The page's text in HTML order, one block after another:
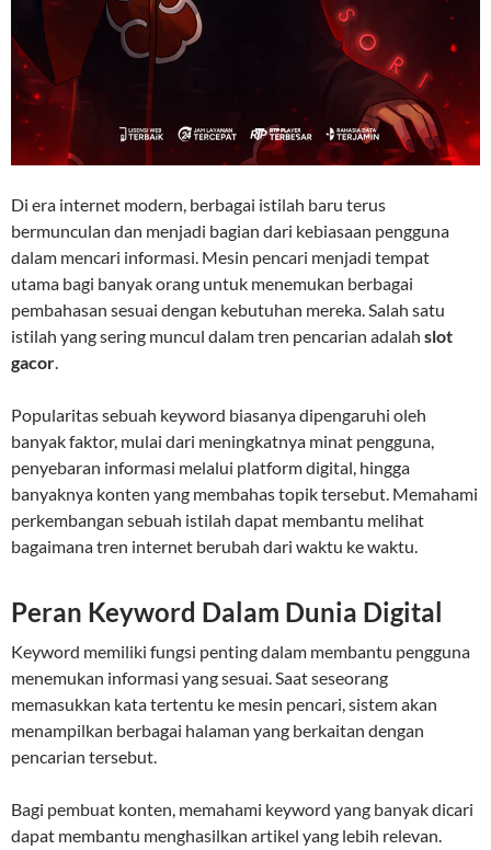
Di era internet modern, berbagai istilah baru terus
bermunculan dan menjadi bagian dari kebiasaan pengguna
dalam mencari informasi. Mesin pencari menjadi tempat
utama bagi banyak orang untuk menemukan berbagai
pembahasan sesuai dengan kebutuhan mereka. Salah satu
istilah yang sering muncul dalam tren pencarian adalah slot
gacor.
Popularitas sebuah keyword biasanya dipengaruhi oleh
banyak faktor, mulai dari meningkatnya minat pengguna,
penyebaran informasi melalui platform digital, hingga
banyaknya konten yang membahas topik tersebut. Memahami
perkembangan sebuah istilah dapat membantu melihat
bagaimana tren internet berubah dari waktu ke waktu.
Peran Keyword Dalam Dunia Digital
Keyword memiliki fungsi penting dalam membantu pengguna
menemukan informasi yang sesuai. Saat seseorang
memasukkan kata tertentu ke mesin pencari, sistem akan
menampilkan berbagai halaman yang berkaitan dengan
pencarian tersebut.
Bagi pembuat konten, memahami keyword yang banyak dicari
dapat membantu menghasilkan artikel yang lebih relevan.